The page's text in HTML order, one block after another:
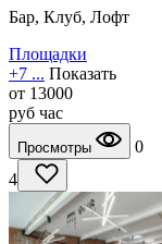
Бар, Клуб, Лофт
Площадки
+7 ... Показать
от 13000
руб час
Просмотры
0
4